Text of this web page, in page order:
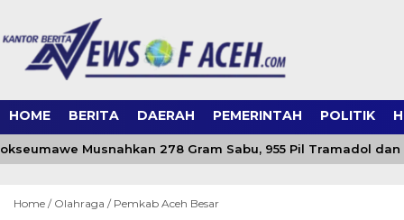
HOME BERITA DAERAH PEMERINTAH POLITIK
Musnahkan 278 Gram Sabu, 955 Pil Tramadol dan
Home / Olahraga / Pemkab Aceh Besar